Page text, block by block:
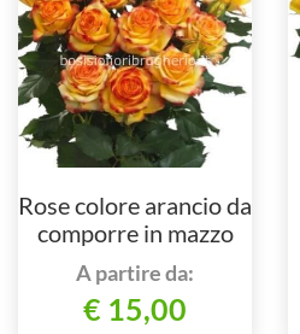
Rose colore arancio da
comporre in mazzo
per numero di steli.
A partire da:
€ 15,00